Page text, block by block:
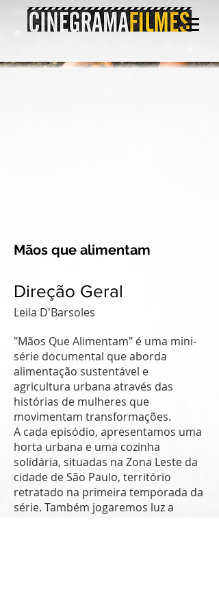
Mãos que alimentam
Direção Geral
Leila D'Barsoles
"Mãos Que Alimentam" é uma mini-
série documental que aborda
alimentação sustentável e
agricultura urbana através das
histórias de mulheres que
movimentam transformações.
A cada episódio, apresentamos uma
horta urbana e uma cozinha
solidária, situadas na Zona Leste da
cidade de São Paulo, território
retratado na primeira temporada da
série. Também jogaremos luz a